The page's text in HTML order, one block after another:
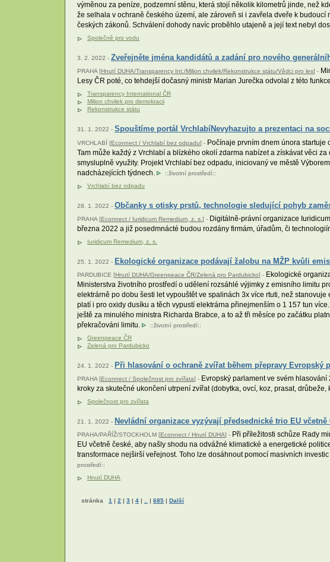
výměnou za peníze, podzemní stěnu, která stojí několik kilometrů jinde, než
že selhala v ochraně českého území, ale zároveň si i zavřela dveře k
českých zákonů. Schválení dohody navíc proběhlo utajeně a její text nebyl
Společně pro vodu
3. 2. 2022 - Zveřejněte jména kandidátů a zadání pro nového
PRAHA [Hnutí DUHA/Transparency Int./Milion chvilek/Rekonstrukce státu/Vědci pro les] -
Lesy ČR poté, co tehdejší dočasný ministr Marian Jurečka odvolal z této
Transparency International ČR
Milion chvilek pro demokracii
Rekonstrukce státu
31. 1. 2022 - Spouštíme portál VrchlabíNevyhazujto a prezentaci na
VRCHLABÍ [Econnect / Vrchlabí bez odpadu] - Počínaje prvním dnem února startuje
Tam může každý z Vrchlabí a blízkého okolí zdarma nabízet a získávat věci
smysluplně využity. Projekt Vrchlabí bez odpadu, iniciovaný ve městě
nadcházejících týdnech.
::životní prostředí::
Vrchlabí bez odpadu
28. 1. 2022 - Občanky s otisky prstů, technologie sledující pohyb
PRAHA [Econnect / Iuridicum Remedium, z. s. ] - Digitálně-právní organizace
března 2022 a již posedmnácté budou rozdány firmám, úřadům, či
Iuridicum Remedium, z. s.
25. 1. 2022 - Ekologické organizace podávají žalobu na MŽP kvůli
PARDUBICE [Hnutí DUHA/Greenpeace ČR/Zelená pro Pardubicko] - Ekologické
Ministerstva životního prostředí o udělení rozsáhlé výjimky z emisního limitu
elektrárně po dobu šesti let vypouštět ve spalinách 3x více rtuti, než
platí i pro oxidy dusíku a těch vypustí elektrárna přinejmenším o 1 157 tun
ještě za minulého ministra Richarda Brabce, a to až tři měsíce po začátku
překračováni limitu.
::životní prostředí::
Greenpeace ČR
Zelená pro Pardubicko
24. 1. 2022 - Při hlasování o ochraně zvířat během přepravy Evropský
PRAHA [Econnect / Společnost pro zvířata] - Evropský parlament ve svém
kroky za skutečné ukončení utrpení zvířat (dobytka, ovcí, koz, prasat,
Společnost pro zvířata
21. 1. 2022 - Nevládní organizace vyzývají předsednické trio EU
PRAHA/PAŘÍŽ/STOCKHOLM [Econnect / Hnutí DUHA] - Při příležitosti schůze Rady
EU včetně české, aby našly shodu na odvážné klimatické a energetické
transformace nejširší veřejnost. Toho lze dosáhnout pomocí masivních
prostředí::
Hnutí DUHA
stránka 1 | 2 | 3 | 4 | | 685 | Další